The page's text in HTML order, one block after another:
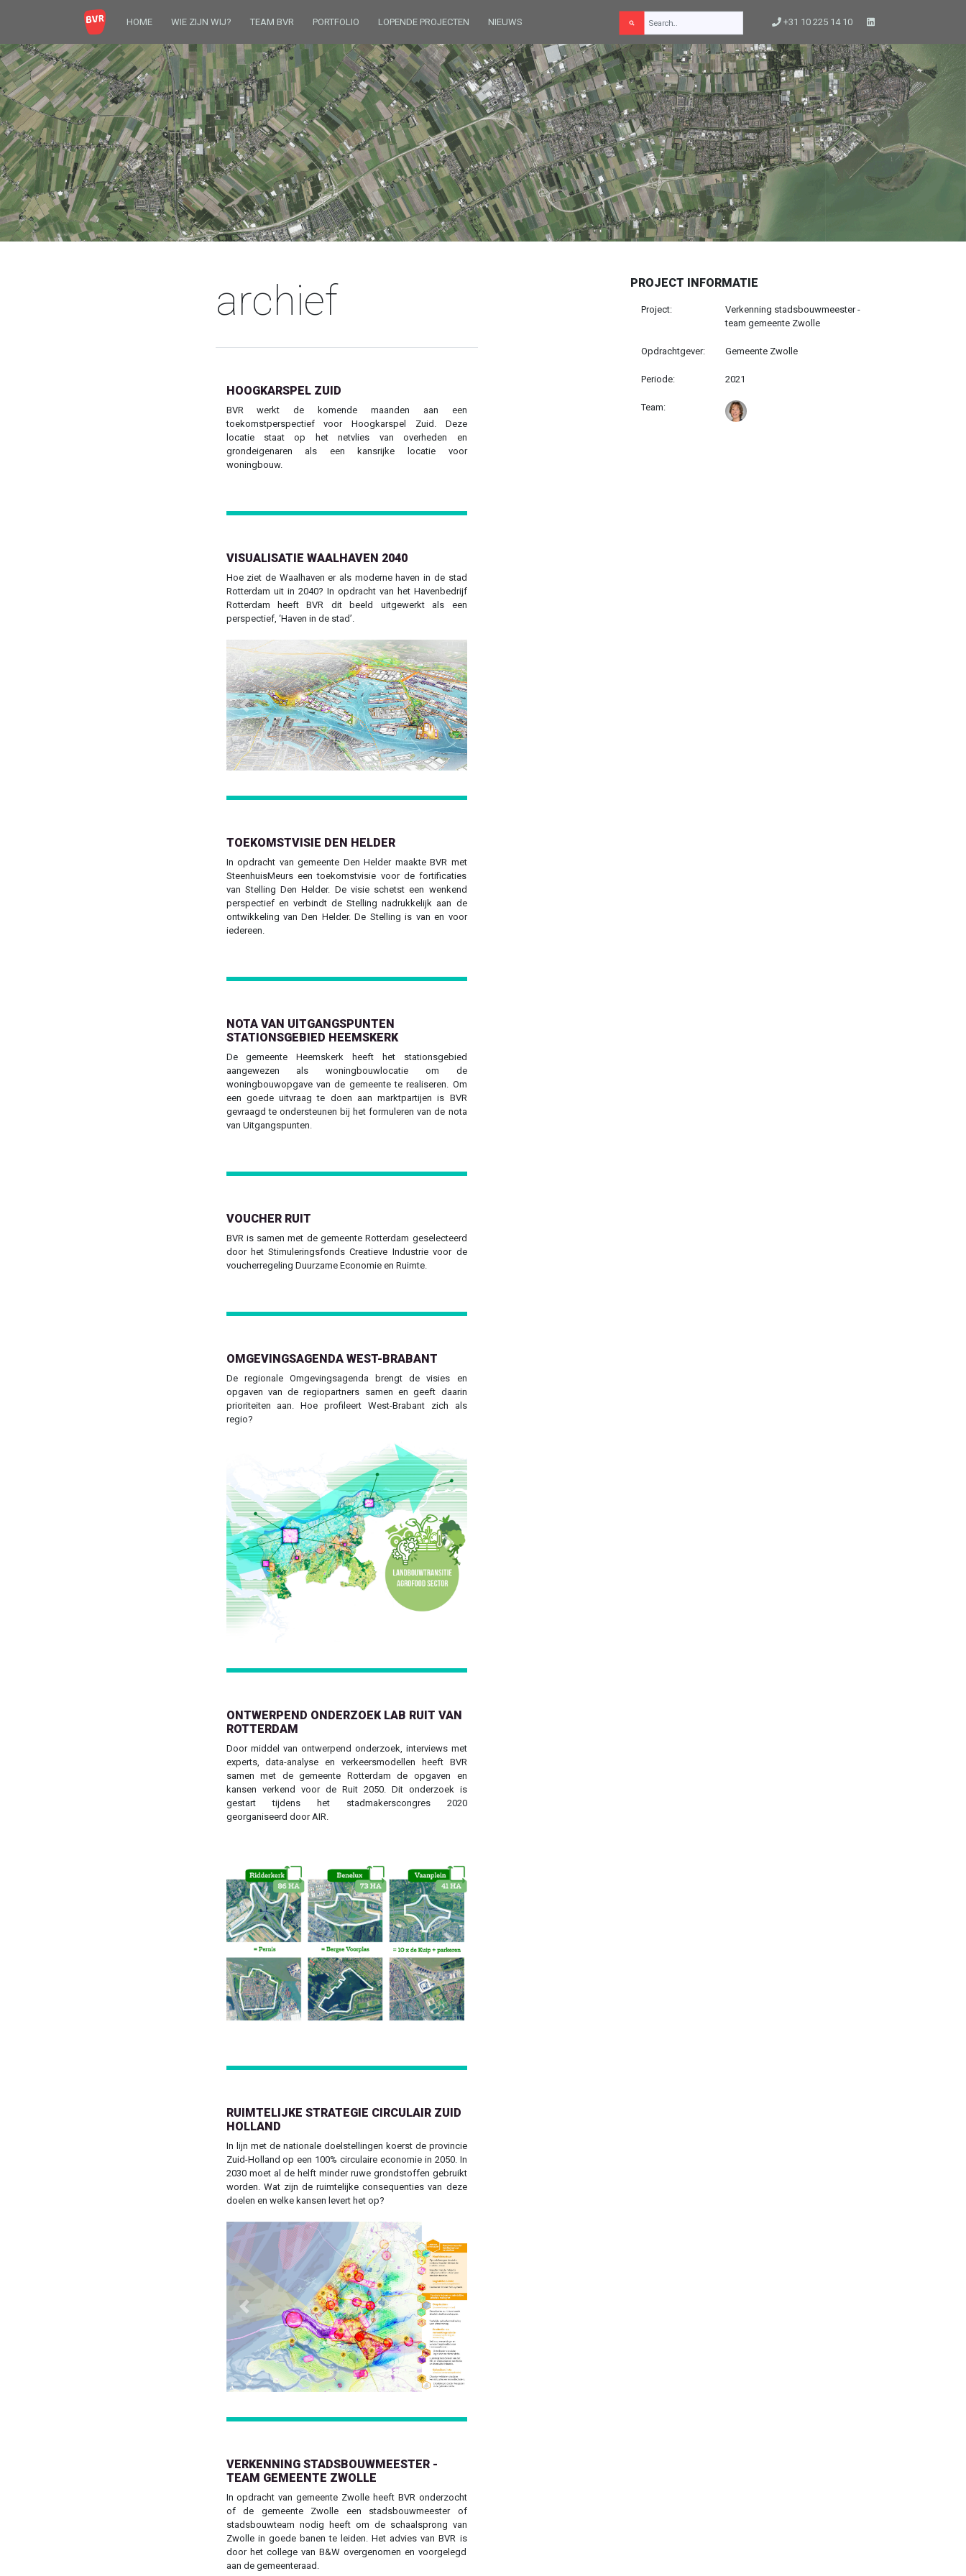
HOME WIE ZIJN WIJ? TEAM BVR PORTFOLIO LOPENDE PROJECTEN NIEUWS +31 10 225 14 10
archief
HOOGKARSPEL ZUID
BVR werkt de komende maanden aan een
toekomstperspectief voor Hoogkarspel Zuid. Deze
locatie staat op het netvlies van overheden en
grondeigenaren als een kansrijke locatie voor
woningbouw.
VISUALISATIE WAALHAVEN 2040
Hoe ziet de Waalhaven er als moderne haven in de stad
Rotterdam uit in 2040? In opdracht van het Havenbedrijf
Rotterdam heeft BVR dit beeld uitgewerkt als een
perspectief, ‘Haven in de stad’.
Previous Next
TOEKOMSTVISIE DEN HELDER
In opdracht van gemeente Den Helder maakte BVR met
SteenhuisMeurs een toekomstvisie voor de fortificaties
van Stelling Den Helder. De visie schetst een wenkend
perspectief en verbindt de Stelling nadrukkelijk aan de
ontwikkeling van Den Helder. De Stelling is van en voor
iedereen.
NOTA VAN UITGANGSPUNTEN
STATIONSGEBIED HEEMSKERK
De gemeente Heemskerk heeft het stationsgebied
aangewezen als woningbouwlocatie om de
woningbouwopgave van de gemeente te realiseren. Om
een goede uitvraag te doen aan marktpartijen is BVR
gevraagd te ondersteunen bij het formuleren van de nota
van Uitgangspunten.
VOUCHER RUIT
BVR is samen met de gemeente Rotterdam geselecteerd
door het Stimuleringsfonds Creatieve Industrie voor de
voucherregeling Duurzame Economie en Ruimte.
OMGEVINGSAGENDA WEST-BRABANT
De regionale Omgevingsagenda brengt de visies en
opgaven van de regiopartners samen en geeft daarin
prioriteiten aan. Hoe profileert West-Brabant zich als
regio?
Previous Next
ONTWERPEND ONDERZOEK LAB RUIT VAN
ROTTERDAM
Door middel van ontwerpend onderzoek, interviews met
experts, data-analyse en verkeersmodellen heeft BVR
samen met de gemeente Rotterdam de opgaven en
kansen verkend voor de Ruit 2050. Dit onderzoek is
gestart tijdens het stadmakerscongres 2020
georganiseerd door AIR.
Previous Next
RUIMTELIJKE STRATEGIE CIRCULAIR ZUID
HOLLAND
In lijn met de nationale doelstellingen koerst de provincie
Zuid-Holland op een 100% circulaire economie in 2050. In
2030 moet al de helft minder ruwe grondstoffen gebruikt
worden. Wat zijn de ruimtelijke consequenties van deze
doelen en welke kansen levert het op?
Previous Next
VERKENNING STADSBOUWMEESTER -
TEAM GEMEENTE ZWOLLE
In opdracht van gemeente Zwolle heeft BVR onderzocht
of de gemeente Zwolle een stadsbouwmeester of
stadsbouwteam nodig heeft om de schaalsprong van
Zwolle in goede banen te leiden. Het advies van BVR is
door het college van B&W overgenomen en voorgelegd
aan de gemeenteraad.
PROJECT INFORMATIE
Project:
Verkenning stadsbouwmeester -
team gemeente Zwolle
Opdrachtgever: Gemeente Zwolle
Periode: 2021
Team: